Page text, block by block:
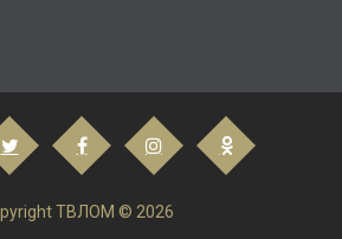
ТВЛОМ © 2026